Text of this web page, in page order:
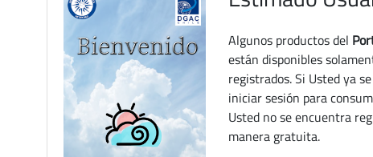
Algunos productos del
están disponibles
registrados. Si Usted ya
iniciar sesión para
Usted no se encuentra
manera gratuita.